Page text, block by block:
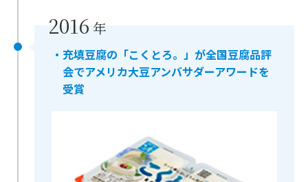
2016 年
・充填豆腐の「こくとろ。」が全国豆腐品評
会でアメリカ大豆アンバサダーアワードを
受賞